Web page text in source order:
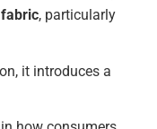
, particularly
it introduces a